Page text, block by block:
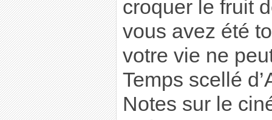
croquer le fruit
vous avez été
votre vie ne
Temps scellé
Notes sur le